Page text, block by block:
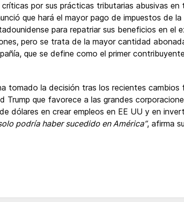
por sus prácticas tributarias abusivas en
que hará el mayor pago de impuestos de
para repatriar sus beneficios en el
pero se trata de la mayor cantidad
que se define como el primer
tomado la decisión tras los recientes cambios
Trump que favorece a las grandes
dólares en crear empleos en EE UU y en
podría haber sucedido en América”, afirma